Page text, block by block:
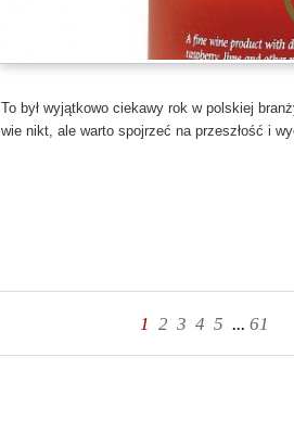
To był wyjątkowo ciekawy rok w polskiej
wie nikt, ale warto spojrzeć na przeszłość i
1 2 3 4 5 ... 61